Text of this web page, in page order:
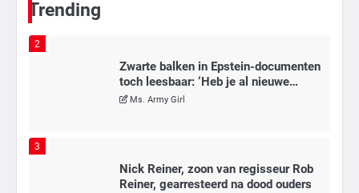
Trending
2
Zwarte balken in Epstein-documenten
toch leesbaar: ‘Heb je al nieuwe
ongepaste vrienden voor me?’
Ms. Army Girl
3
Nick Reiner, zoon van regisseur Rob
Reiner, gearresteerd na dood ouders